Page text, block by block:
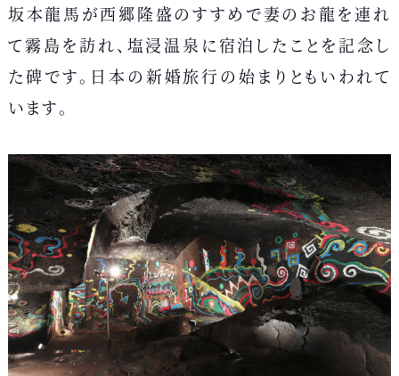
坂本龍馬が西郷隆盛のすすめで妻のお龍を連れ
て霧島を訪れ、塩浸温泉に宿泊したことを記念し
た碑です。日本の新婚旅行の始まりともいわれて
います。